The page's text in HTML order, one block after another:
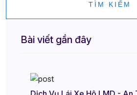
TÌM KIẾM
Bài viết gần đây